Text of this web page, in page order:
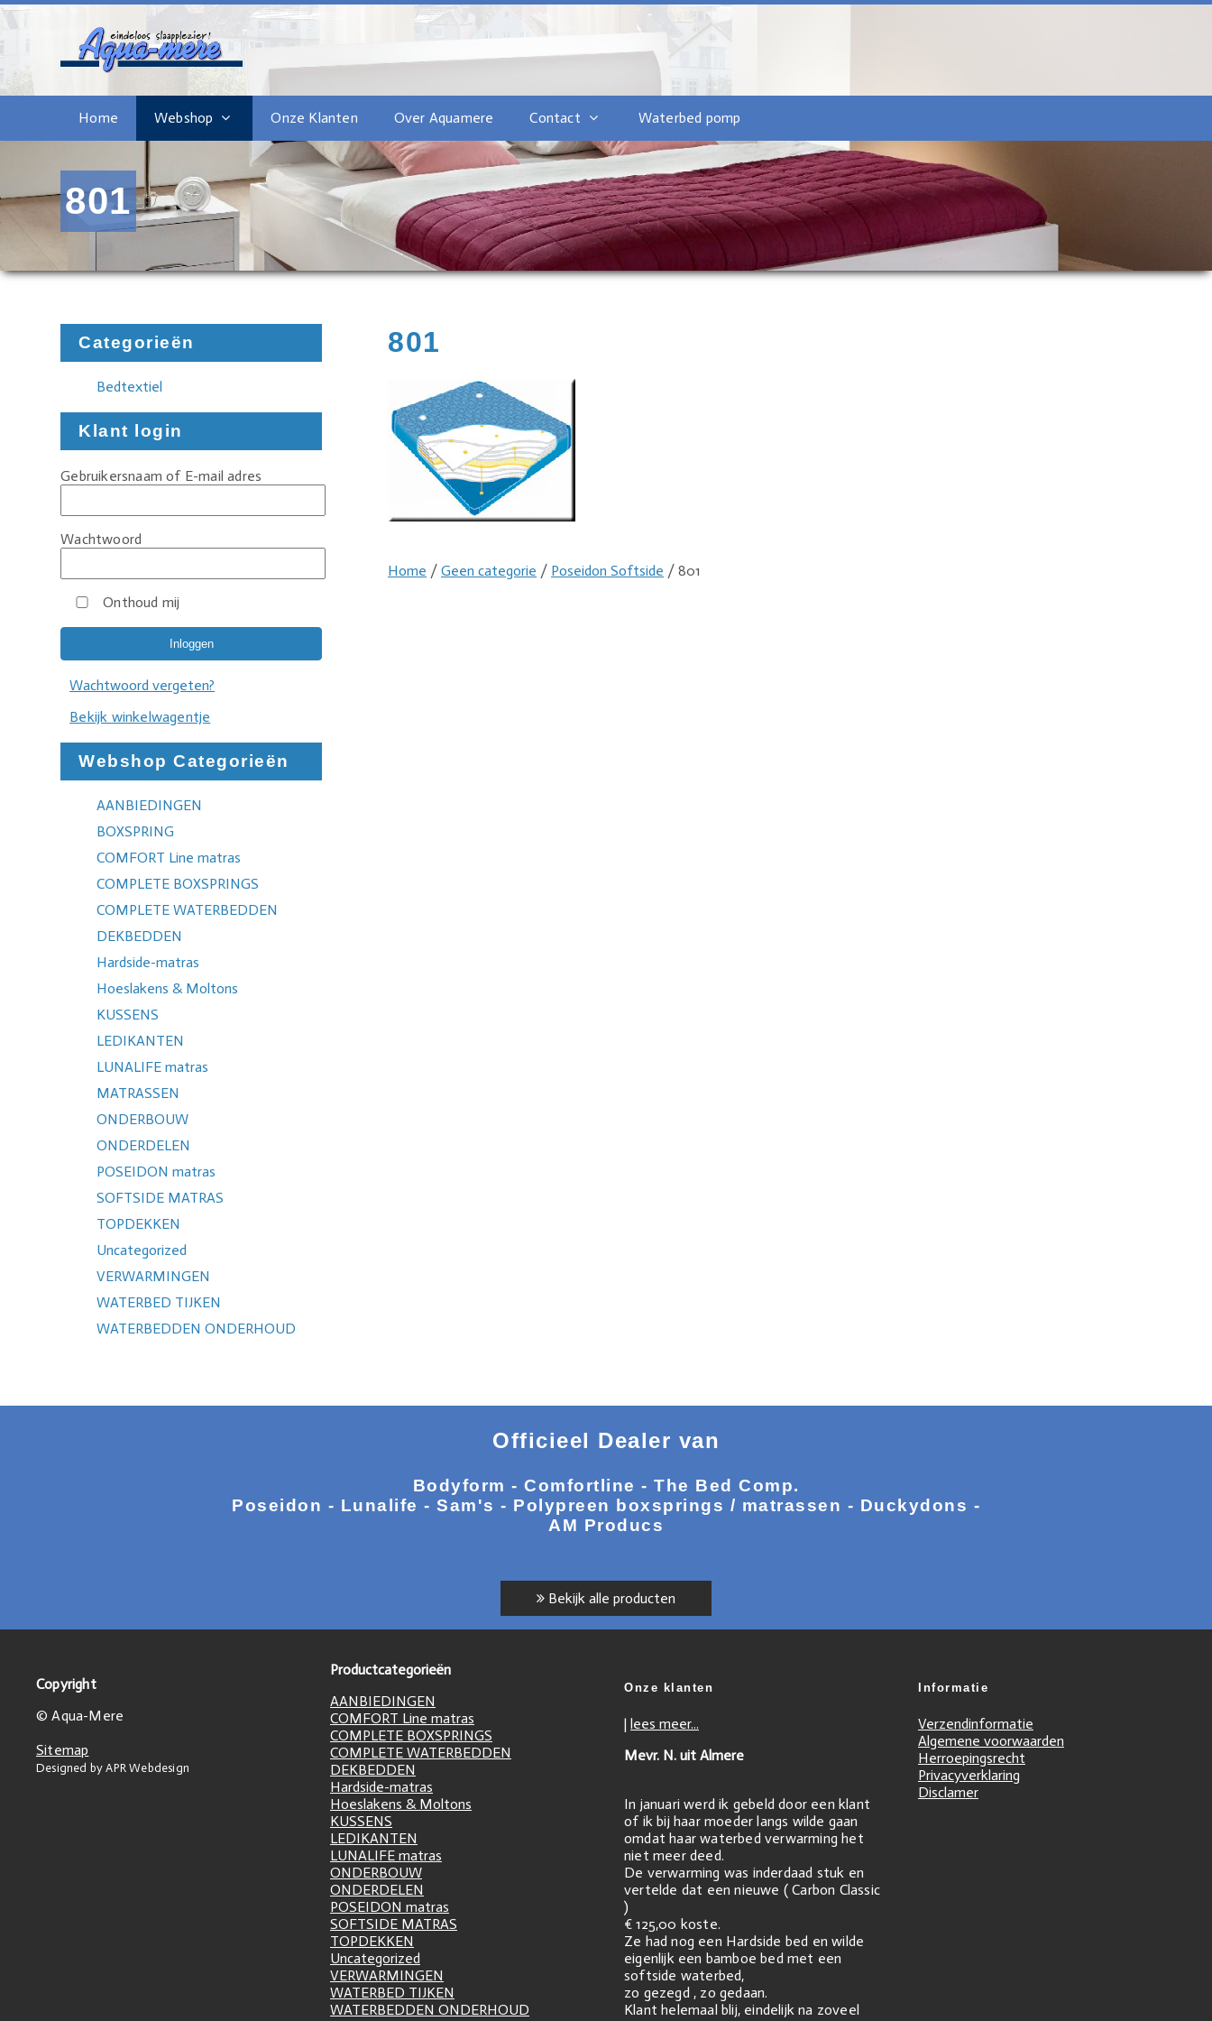
Home Webshop Onze Klanten Over Aquamere Contact Waterbed pomp
801
Categorieën
Bedtextiel
Klant login
Gebruikersnaam of E-mail adres
Wachtwoord
Onthoud mij
Wachtwoord vergeten?
Bekijk winkelwagentje
Webshop Categorieën
AANBIEDINGEN
BOXSPRING
COMFORT Line matras
COMPLETE BOXSPRINGS
COMPLETE WATERBEDDEN
DEKBEDDEN
Hardside-matras
Hoeslakens & Moltons
KUSSENS
LEDIKANTEN
LUNALIFE matras
MATRASSEN
ONDERBOUW
ONDERDELEN
POSEIDON matras
SOFTSIDE MATRAS
TOPDEKKEN
Uncategorized
VERWARMINGEN
WATERBED TIJKEN
WATERBEDDEN ONDERHOUD
801
Home /Geen categorie / Poseidon Softside / 801
Officieel Dealer van
Bodyform - Comfortline - The Bed Comp.
Poseidon - Lunalife - Sam's - Polypreen boxsprings / matrassen - Duckydons -
AM Producs
Bekijk alle producten
Copyright
© Aqua-Mere
Sitemap
Designed by APR Webdesign
Productcategorieën
AANBIEDINGEN
COMFORT Line matras
COMPLETE BOXSPRINGS
COMPLETE WATERBEDDEN
DEKBEDDEN
Hardside-matras
Hoeslakens & Moltons
KUSSENS
LEDIKANTEN
LUNALIFE matras
ONDERBOUW
ONDERDELEN
POSEIDON matras
SOFTSIDE MATRAS
TOPDEKKEN
Uncategorized
VERWARMINGEN
WATERBED TIJKEN
WATERBEDDEN ONDERHOUD
Onze klanten
| lees meer...
Mevr. N. uit Almere
In januari werd ik gebeld door een klant
of ik bij haar moeder langs wilde gaan
omdat haar waterbed verwarming het
niet meer deed.
De verwarming was inderdaad stuk en
vertelde dat een nieuwe ( Carbon Classic
)
€ 125,00 koste.
Ze had nog een Hardside bed en wilde
eigenlijk een bamboe bed met een
softside waterbed,
zo gezegd , zo gedaan.
Klant helemaal blij, eindelijk na zoveel
Informatie
Verzendinformatie
Algemene voorwaarden
Herroepingsrecht
Privacyverklaring
Disclamer